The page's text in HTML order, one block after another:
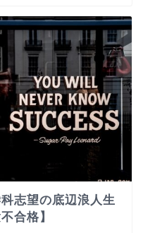
志望の底辺浪人生
合格】